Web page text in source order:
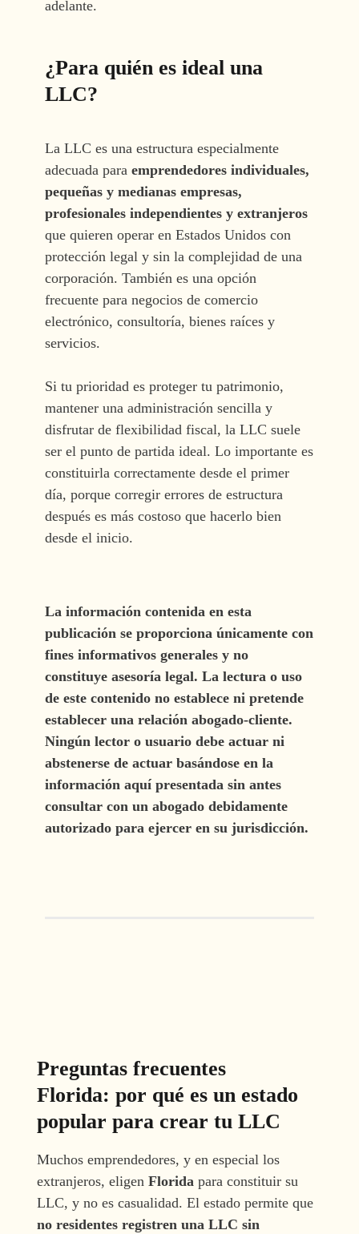
adelante.
¿Para quién es ideal una
LLC?
La LLC es una estructura especialmente
adecuada paraemprendedores individuales,
pequeñas y medianas empresas,
profesionales independientes y extranjeros
que quieren operar en Estados Unidos con
protección legal y sin la complejidad de una
corporación. También es una opción
frecuente para negocios de comercio
electrónico, consultoría, bienes raíces y
servicios.
Si tu prioridad es proteger tu patrimonio,
mantener una administración sencilla y
disfrutar de flexibilidad fiscal, la LLC suele
ser el punto de partida ideal. Lo importante es
constituirla correctamente desde el primer
día, porque corregir errores de estructura
después es más costoso que hacerlo bien
desde el inicio.
La información contenida en esta
publicación se proporciona únicamente con
fines informativos generales y no
constituye asesoría legal. La lectura o uso
de este contenido no establece ni pretende
establecer una relación abogado-cliente.
Ningún lector o usuario debe actuar ni
abstenerse de actuar basándose en la
información aquí presentada sin antes
consultar con un abogado debidamente
autorizado para ejercer en su jurisdicción.
Preguntas frecuentes
Florida: por qué es un estado
popular para crear tu LLC
Muchos emprendedores, y en especial los
extranjeros, eligenFlorida para constituir su
LLC, y no es casualidad. El estado permite que
no residentes registren una LLC sin